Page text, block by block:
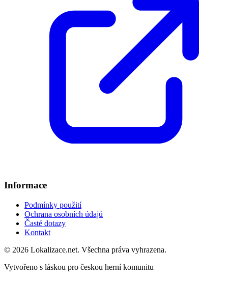
Informace
Podmínky použití
Ochrana osobních údajů
Časté dotazy
Kontakt
© 2026 Lokalizace.net. Všechna práva vyhrazena.
Vytvořeno s láskou pro českou herní komunitu